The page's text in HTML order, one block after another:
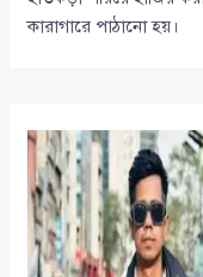
কারাগারে পাঠানো হয়।